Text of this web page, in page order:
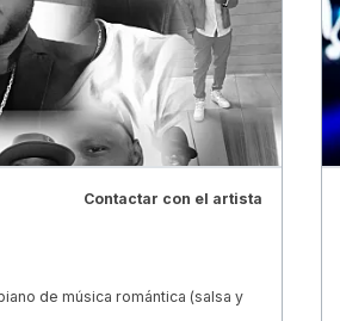
Contactar con el artista
de música romántica (salsa y